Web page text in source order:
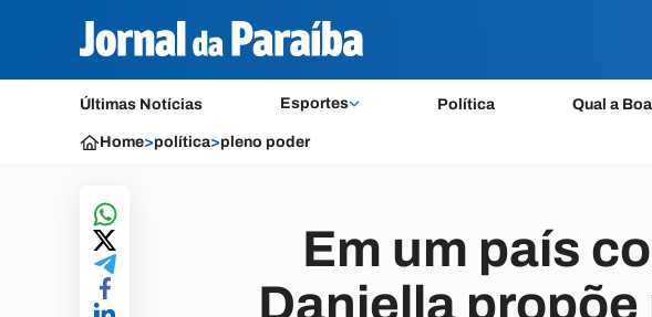
Últimas Notícias Esportes Política Qual a
Home>política>pleno poder
Em um país
Daniella propõe